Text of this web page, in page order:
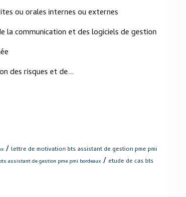
ou orales internes ou externes
communication et des logiciels de gestion
des risques et de...
/ lettre de motivation bts assistant de gestion pme pmi
assistant de gestion pme pmi bordeaux / etude de cas bts